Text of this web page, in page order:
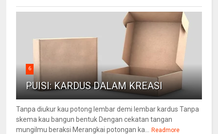
6
PUISI: KARDUS DALAM KREASI
Tanpa diukur kau potong lembar demi lembar kardus Tanpa
skema kau bangun bentuk Dengan cekatan tangan
mungilmu beraksi Merangkai potongan ka...
Readmore